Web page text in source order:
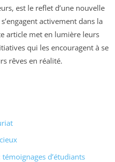
est le reflet d’une nouvelle
s’engagent activement dans la
article met en lumière leurs
qui les encouragent à se
rêves en réalité.
d’étudiants